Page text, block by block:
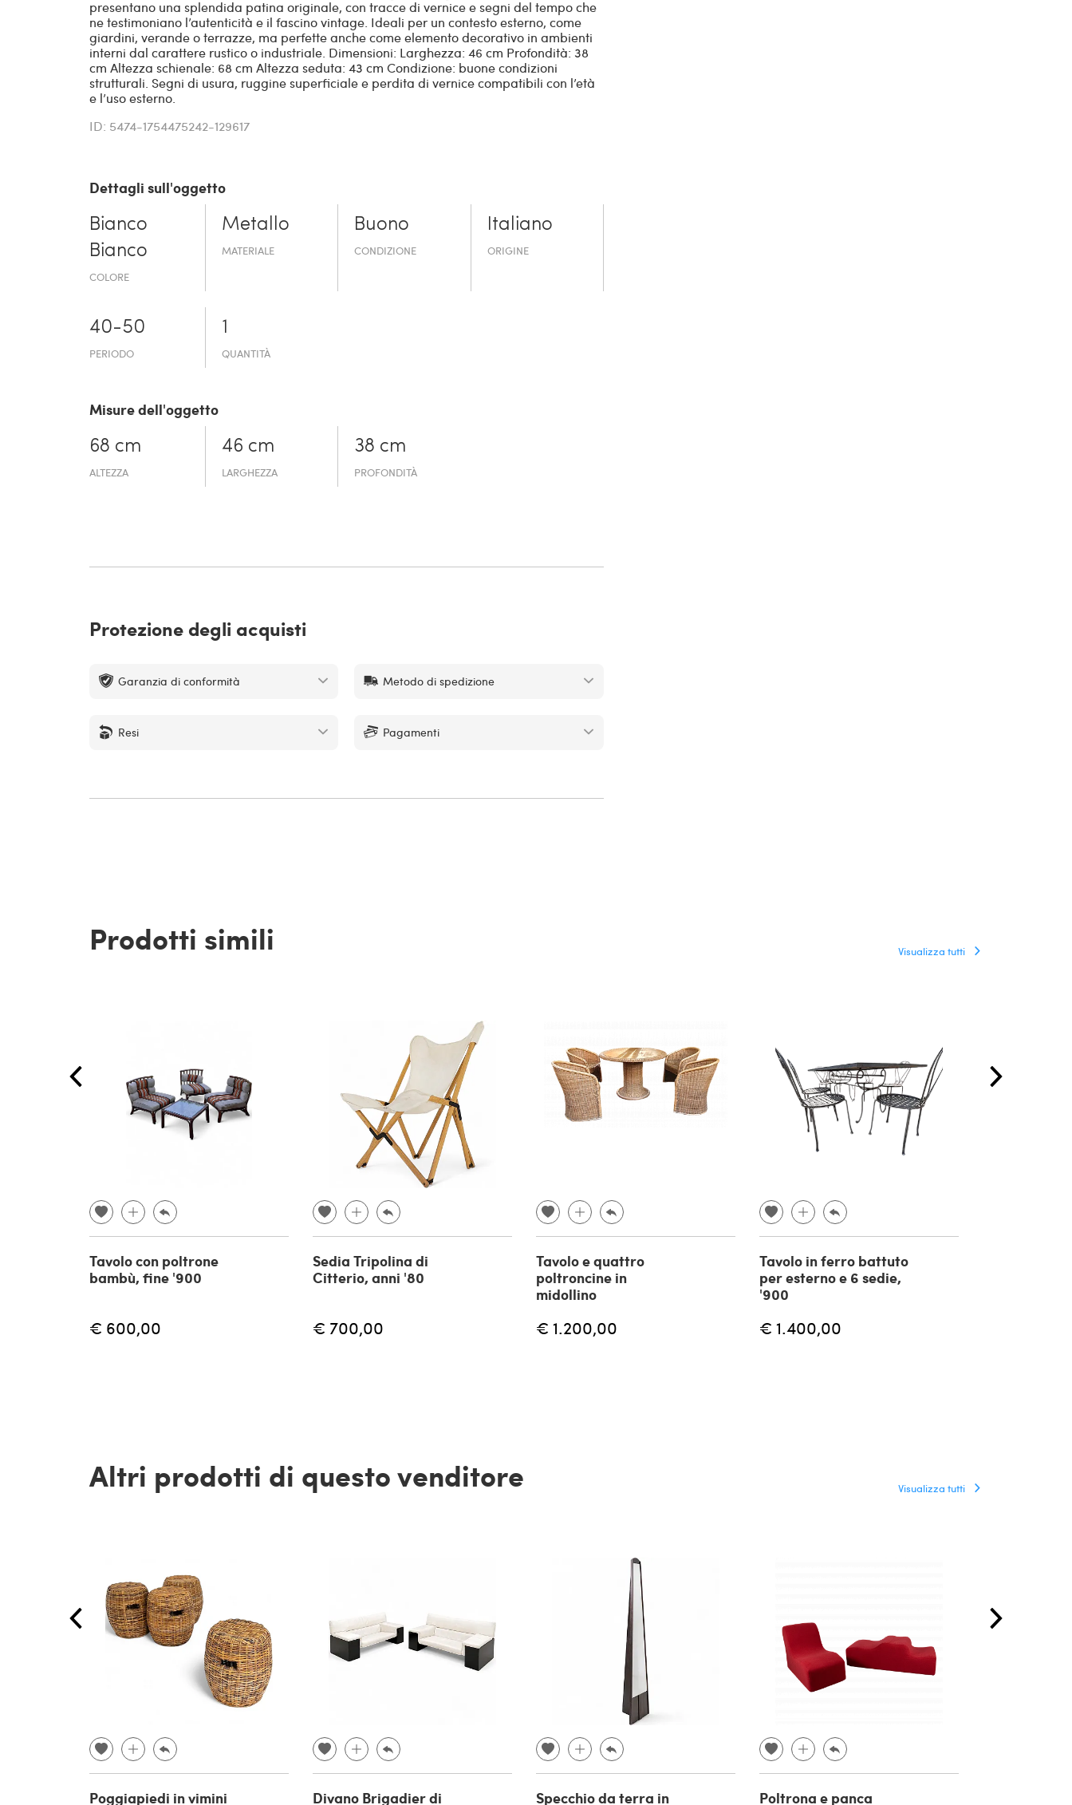
presentano una splendida patina originale, con tracce di vernice e segni del tempo che
ne testimoniano l’autenticità e il fascino vintage. Ideali per un contesto esterno, come
giardini, verande o terrazze, ma perfette anche come elemento decorativo in ambienti
interni dal carattere rustico o industriale. Dimensioni: Larghezza: 46 cm Profondità: 38
cm Altezza schienale: 68 cm Altezza seduta: 43 cm Condizione: buone condizioni
strutturali. Segni di usura, ruggine superficiale e perdita di vernice compatibili con l’età
e l’uso esterno.
ID: 5474-1754475242-129617
Dettagli sull'oggetto
Bianco
Bianco
COLORE
Metallo
MATERIALE
Buono
CONDIZIONE
Italiano
ORIGINE
40-50
PERIODO
1
QUANTITÀ
Misure dell'oggetto
68 cm
ALTEZZA
46 cm
LARGHEZZA
38 cm
PROFONDITÀ
Protezione degli acquisti
Garanzia di conformità Metodo di spedizione
Resi Pagamenti
Prodotti simili Visualizza tutti
Tavolo con poltrone
bambù, fine '900
€ 600,00
Sedia Tripolina di
Citterio, anni '80
€ 700,00
Tavolo e quattro
poltroncine in
midollino
€ 1.200,00
Tavolo in ferro battuto
per esterno e 6 sedie,
'900
€ 1.400,00
Altri prodotti di questo venditore Visualizza tutti
Poggiapiedi in vimini
Divano Brigadier di
Specchio da terra in
Poltrona e panca